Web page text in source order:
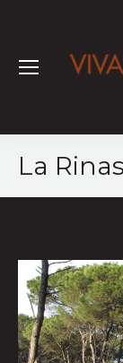
La